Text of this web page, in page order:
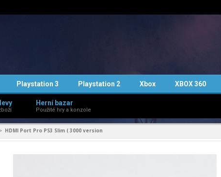
Playstation 3 Playstation 2 Xbox XBOX 360
Herní bazar
Použité hry a konzole
> HDMI Port Pro PS3 Slim ( 3000 version